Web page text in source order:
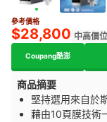
參考價格
$28,800 中高價位
Coupang酷澎
商品摘要
堅持選用來自於
藉由10頁膜技術